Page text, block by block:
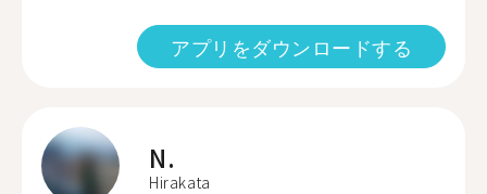
アプリをダウンロードする
N.
Hirakata